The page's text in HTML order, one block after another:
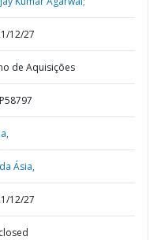
12/27
de Aquisições
Ásia,
12/27